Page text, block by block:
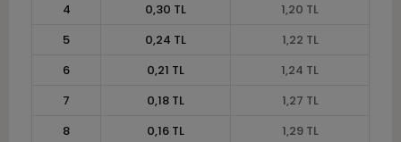
4
0,30 TL
1,20 TL
5
0,24 TL
1,22 TL
6
0,21 TL
1,24 TL
7
0,18 TL
1,27 TL
8
0,16 TL
1,29 TL